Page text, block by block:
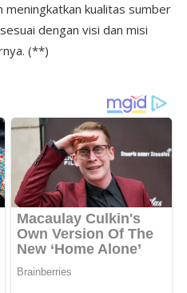
meningkatkan kualitas sumber
dengan visi dan misi
(**)